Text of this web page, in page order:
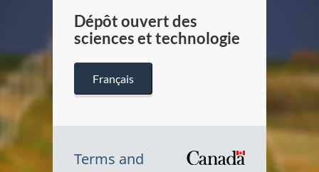
Dépôt ouvert des
sciences et technologie
Français
Terms and